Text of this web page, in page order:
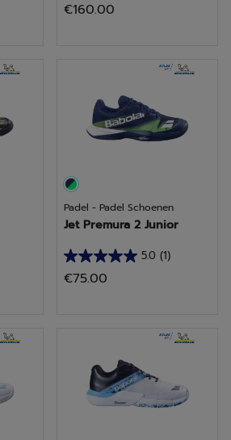
van
beoordelingen
€160.00
Padel - Padel Schoenen
Jet Premura 2 Junior
5.0 (1)
5.0
van
beoordeling
€75.00